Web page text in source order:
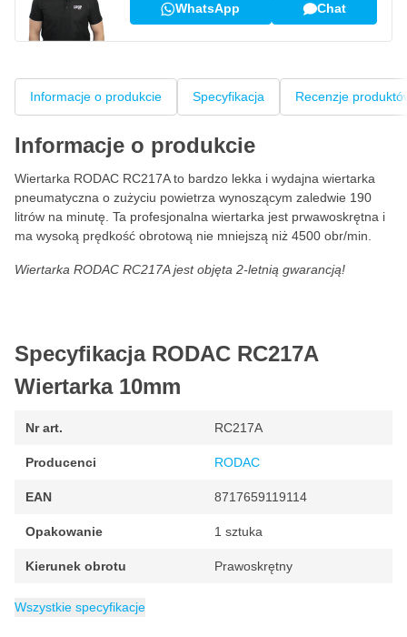
WhatsApp Chat
Informacje o produkcie Specyfikacja Recenzje
Informacje o produkcie
Wiertarka RODAC RC217A to bardzo lekka i wydajna wiertarka
pneumatyczna o zużyciu powietrza wynoszącym zaledwie 190
litrów na minutę. Ta profesjonalna wiertarka jest prwawoskrętna i
ma wysoką prędkość obrotową nie mniejszą niż 4500 obr/min.
Wiertarka RODAC RC217A jest objęta 2-letnią gwarancją!
Specyfikacja RODAC RC217A
Wiertarka 10mm
Nr art. RC217A
Producenci RODAC
EAN 8717659119114
Opakowanie 1 sztuka
Kierunek obrotu Prawoskrętny
Zużycie powietrza
Uchwyt wiertarski
Minimalna prędkość obrotowa
Waga 0.9 kg
Maksymalna prędkość
Kategoria Wiertarki
Wszystkie specyfikacje